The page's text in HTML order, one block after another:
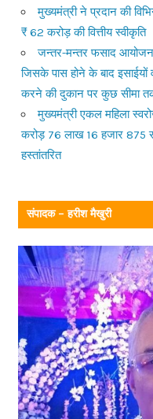
मुख्यमंत्री ने प्रदान की
₹ 62 करोड़ की वित्तीय स्वीकृति
जन्तर-मन्तर फसाद
जिसके पास होने के बाद इसाईयों
करने की दुकान पर कुछ सीमा
मुख्यमंत्री एकल महिला
करोड़ 76 लाख 16 हजार 875
हस्तांतरित
संपादक – हरीश मैखुरी